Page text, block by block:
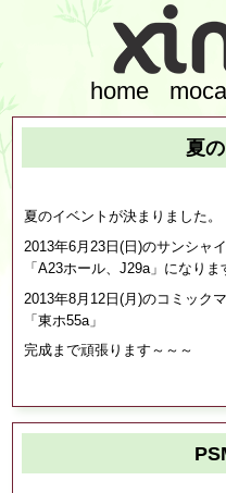
home
夏
夏のイベントが決まりました。
2013年6月23日(日)のサンシャ
「A23ホール、J29a」になりま
2013年8月12日(月)のコミック
「東ホ55a」
完成まで頑張ります～～～